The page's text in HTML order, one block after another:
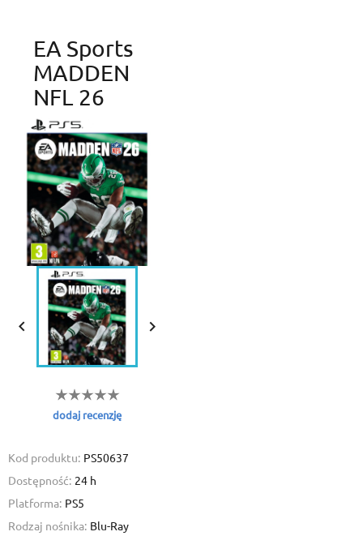
EA Sports
MADDEN
NFL 26
 
dodaj recenzję
Kod produktu: PS50637
Dostępność: 24 h
Platforma: PS5
Rodzaj nośnika: Blu-Ray